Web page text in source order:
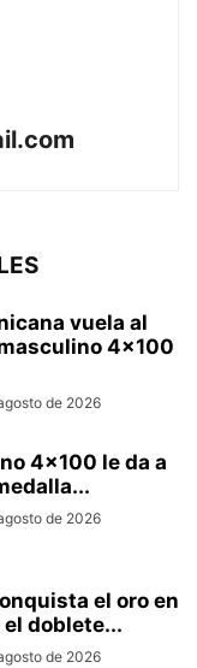
vuela al
4×100
de 2026
4×100 le da a
de 2026
el oro en
doblete...
de 2026